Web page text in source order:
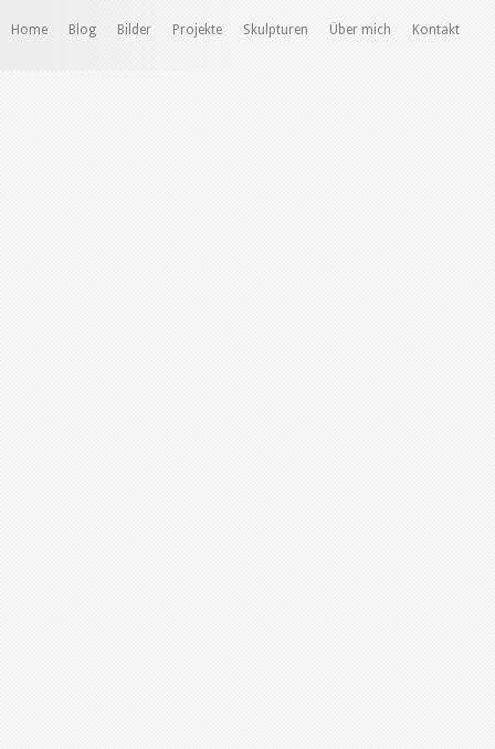
Home Blog Bilder Projekte Skulpturen Über mich Kontakt